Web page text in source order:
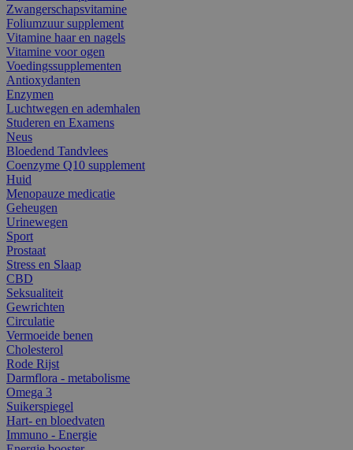
Zwangerschapsvitamine
Foliumzuur supplement
Vitamine haar en nagels
Vitamine voor ogen
Voedingssupplementen
Antioxydanten
Enzymen
Luchtwegen en ademhalen
Studeren en Examens
Neus
Bloedend Tandvlees
Coenzyme Q10 supplement
Huid
Menopauze medicatie
Geheugen
Urinewegen
Sport
Prostaat
Stress en Slaap
CBD
Seksualiteit
Gewrichten
Circulatie
Vermoeide benen
Cholesterol
Rode Rijst
Darmflora - metabolisme
Omega 3
Suikerspiegel
Hart- en bloedvaten
Immuno - Energie